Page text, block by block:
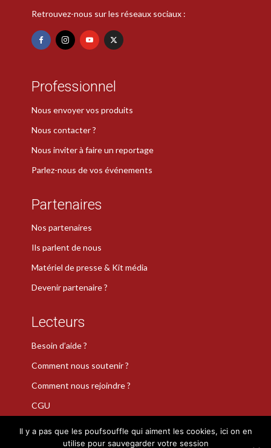
Retrouvez-nous sur les réseaux sociaux :
Professionnel
Nous envoyer vos produits
Nous contacter ?
Nous inviter à faire un reportage
Parlez-nous de vos événements
Partenaires
Nos partenaires
Ils parlent de nous
Matériel de presse & Kit média
Devenir partenaire ?
Lecteurs
Besoin d’aide ?
Comment nous soutenir ?
Comment nous rejoindre ?
CGU
Il y a pas que les poufsouffle qui aiment les cookies, ici on en
utilise pour sauvegarder votre session